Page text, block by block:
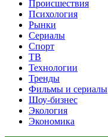
Происшествия
Психология
Рынки
Сериалы
Спорт
ТВ
Технологии
Тренды
Фильмы и сериалы
Шоу-бизнес
Экология
Экономика